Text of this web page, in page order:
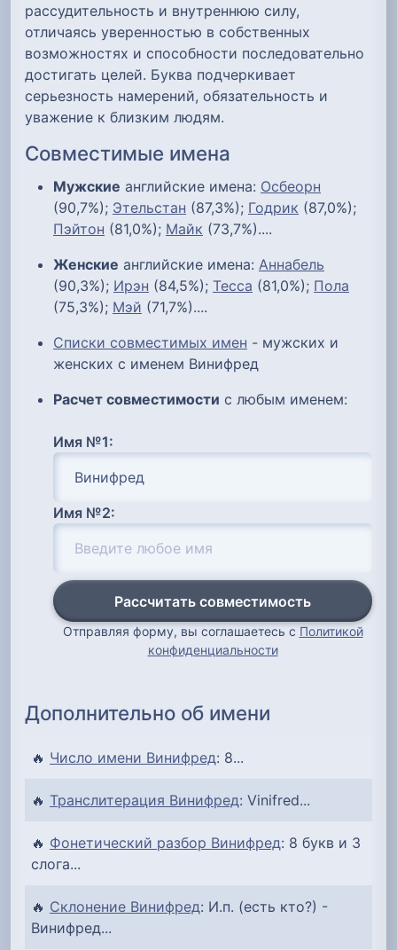
рассудительность и внутреннюю силу,
отличаясь уверенностью в собственных
возможностях и способности последовательно
достигать целей. Буква подчеркивает
серьезность намерений, обязательность и
уважение к близким людям.
Совместимые имена
Мужские английские имена: Осбеорн
(90,7%); Этельстан (87,3%); Годрик (87,0%);
Пэйтон (81,0%); Майк (73,7%)....
Женские английские имена: Аннабель
(90,3%); Ирэн (84,5%); Тесса (81,0%); Пола
(75,3%); Мэй (71,7%)....
Списки совместимых имен - мужских и
женских с именем Винифред
Расчет совместимости с любым именем:
Имя №1:
Имя №2:
Рассчитать совместимость
Отправляя форму, вы соглашаетесь с Политикой
конфиденциальности
Дополнительно об имени
🔥 Число имени Винифред: 8...
🔥 Транслитерация Винифред: Vinifred...
🔥 Фонетический разбор Винифред: 8 букв и 3
слога...
🔥 Склонение Винифред: И.п. (есть кто?) -
Винифред...